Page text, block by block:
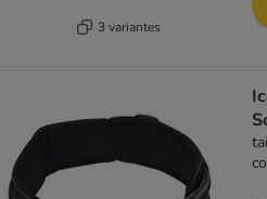
3 variantes